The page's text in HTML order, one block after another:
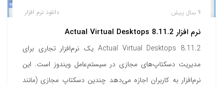
دانلود نرم افزار 9 سال پیش
نرم افزار Actual Virtual Desktops 8.11.2
Actual Virtual Desktops 8.11.2 یک نرم‌افزار تجاری برای
مدیریت دسکتاپ‌های مجازی در سیستم‌عامل ویندوز است. این
نرم‌افزار به کاربران اجازه می‌دهد چندین دسکتاپ مجازی (مانند